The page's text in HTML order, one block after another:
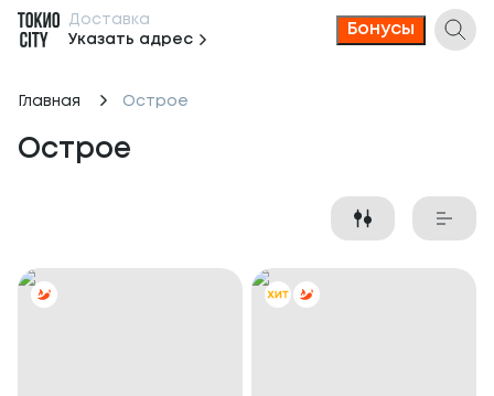
Доставка
Указать адрес
Бонусы
Главная Острое
Острое